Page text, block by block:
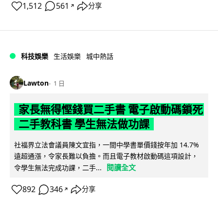
1,512 561 ↗ 分享
科技娛樂 生活娛樂 城中熱話
Lawton 1 日
家長無得慳錢買二手書 電子啟動碼鎖死
二手教科書 學生無法做功課
社福界立法會議員陳文宜指，一間中學書單價錢按年加 14.7%
遠超通漲，令家長難以負擔。而且電子教材啟動碼這項設計，
令學生無法完成功課，二手...
閱讀全文
892 346 ↗ 分享